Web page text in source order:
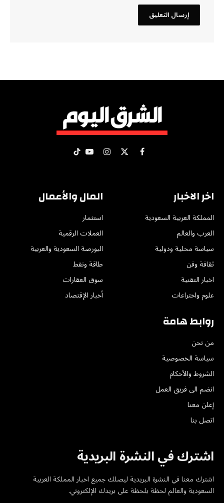
فيسبوك
X الانستغراميوتيوبتيكتوك
اخر الاخبار
المملكة العربية السعودية
العرب والعالم
سياسة محلية ودولية
ثقافة وفن
اخبار التقنية
علوم واختراعات
المال والأعمال
استثمار
العملات الرقمية
البورصة السعودية والعربية
طاقة ونفط
سوق العقارات
أخبار الإقتصاد
روابط هامة
من نحن
سياسة الخصوصية
الشروط والأحكام
انضم الى فريق العمل
إعلن معنا
اتصل بنا
اشترك في النشرة البريدية
اشترك معنا في النشرة البريدية ليصلك جميع اخبار المملكة العربية
السعودية والعالم لحظة بلحظة على بريدك الإلكتروني.